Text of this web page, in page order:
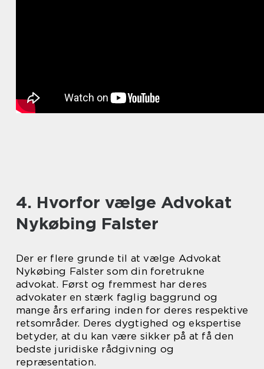
4. Hvorfor vælge Advokat
Nykøbing Falster
Der er flere grunde til at vælge Advokat
Nykøbing Falster som din foretrukne
advokat. Først og fremmest har deres
advokater en stærk faglig baggrund og
mange års erfaring inden for deres respektive
retsområder. Deres dygtighed og ekspertise
betyder, at du kan være sikker på at få den
bedste juridiske rådgivning og
repræsentation.